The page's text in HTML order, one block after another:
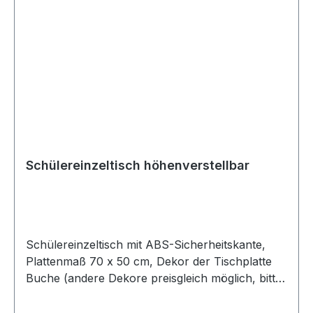
Schülereinzeltisch höhenverstellbar
Schülereinzeltisch mit ABS-Sicherheitskante,
Plattenmaß 70 x 50 cm, Dekor der Tischplatte
Buche (andere Dekore preisgleich möglich, bitte